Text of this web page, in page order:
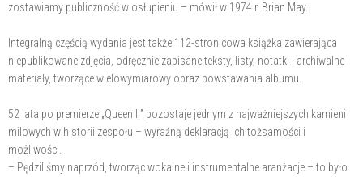
zostawiamy publiczność w osłupieniu – mówił w 1974 r. Brian May.
Integralną częścią wydania jest także 112-stronicowa książka zawierająca
niepublikowane zdjęcia, odręcznie zapisane teksty, listy, notatki i archiwalne
materiały, tworzące wielowymiarowy obraz powstawania albumu.
52 lata po premierze „Queen II” pozostaje jednym z najważniejszych kamieni
milowych w historii zespołu – wyraźną deklaracją ich tożsamości i
możliwości.
– Pędziliśmy naprzód, tworząc wokalne i instrumentalne aranżacje – to było